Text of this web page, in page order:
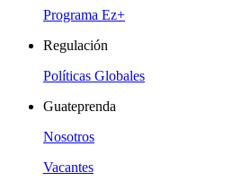
Programa Ez+
Regulación
Políticas Globales
Guateprenda
Nosotros
Vacantes